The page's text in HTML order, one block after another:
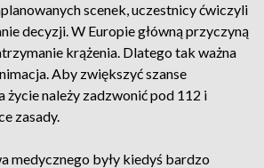
scenek, uczestnicy ćwiczyli
decyzji. W Europie główną przyczyną
krążenia. Dlatego tak ważna
Aby zwiększyć szanse
życie należy zadzwonić pod 112 i
zasady.
medycznego były kiedyś bardzo